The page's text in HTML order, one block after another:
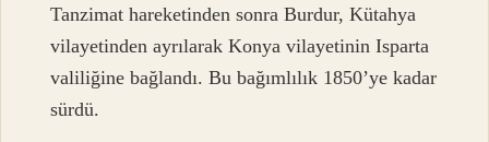
Tanzimat hareketinden sonra Burdur, Kütahya
vilayetinden ayrılarak Konya vilayetinin Isparta
valiliğine bağlandı. Bu bağımlılık 1850’ye kadar
sürdü.